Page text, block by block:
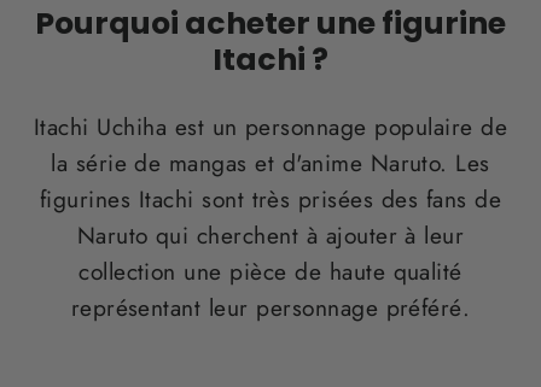
Pourquoi acheter une figurine
Itachi ?
Itachi Uchiha est un personnage populaire de
la série de mangas et d'anime Naruto. Les
figurines Itachi sont très prisées des fans de
Naruto qui cherchent à ajouter à leur
collection une pièce de haute qualité
représentant leur personnage préféré.